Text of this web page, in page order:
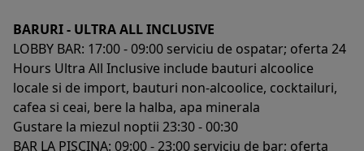
BARURI - ULTRA ALL INCLUSIVE
LOBBY BAR: 17:00 - 09:00 serviciu de ospatar; oferta 24
Hours Ultra All Inclusive include bauturi alcoolice
locale si de import, bauturi non-alcoolice, cocktailuri,
cafea si ceai, bere la halba, apa minerala
Gustare la miezul noptii 23:30 - 00:30
BAR LA PISCINA: 09:00 - 23:00 serviciu de bar; oferta